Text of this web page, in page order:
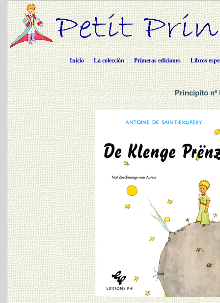
Inicio La colección Primeras ediciones Libros
Principito nº